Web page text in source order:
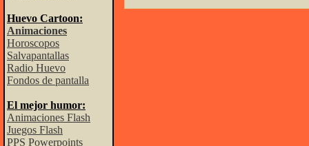
Huevo Cartoon:
Animaciones
Horoscopos
Salvapantallas
Radio Huevo
Fondos de pantalla
El mejor humor:
Animaciones Flash
Juegos Flash
PPS Powerpoints